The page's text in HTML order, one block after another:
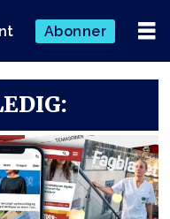
Abonner